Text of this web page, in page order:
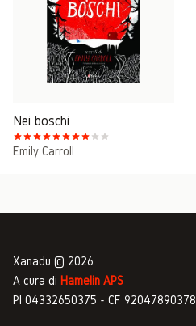
Nei boschi
Emily Carroll
Xanadu © 2026
A cura di Hamelin APS
PI 04332650375 - CF 92047890378